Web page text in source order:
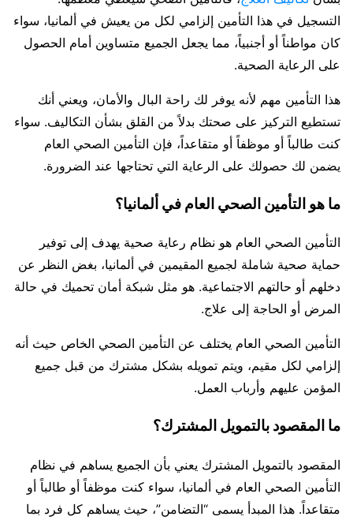
التسجيل في هذا التأمين إلزامي لكل من يعيش في ألمانيا، سواء
كان مواطناً أو أجنبياً، مما يجعل الجميع متساوين أمام الحصول
على الرعاية الصحية.
هذا التأمين مهم لأنه يوفر لك راحة البال والأمان، ويعني أنك
تستطيع التركيز على صحتك بدلاً من القلق بشأن التكاليف. سواء
كنت طالباً أو موظفاً أو متقاعداً، فإن التأمين الصحي العام
يضمن لك حصولك على الرعاية التي تحتاجها عند الضرورة.
ما هو التأمين الصحي العام في ألمانيا؟
التأمين الصحي العام هو نظام رعاية صحية يهدف إلى توفير
حماية صحية شاملة لجميع المقيمين في ألمانيا، بغض النظر عن
دخلهم أو حالتهم الاجتماعية. هو مثل شبكة أمان تحميك في حالة
المرض أو الحاجة إلى علاج.
التأمين الصحي العام يختلف عن التأمين الصحي الخاص حيث أنه
إلزامي لكل مقيم، ويتم تمويله بشكل مشترك من قبل جميع
المؤمن عليهم وأرباب العمل.
ما المقصود بالتمويل المشترك؟
المقصود بالتمويل المشترك يعني بأن الجميع يساهم في نظام
التأمين الصحي العام في ألمانيا، سواء كنت موظفاً أو طالباً أو
متقاعداً. هذا المبدأ يسمى “التضامن”، حيث يساهم كل فرد بما